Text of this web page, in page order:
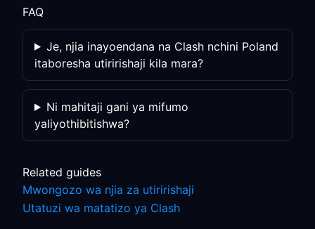
FAQ
Je, njia inayoendana na Clash nchini Poland
itaboresha utiririshaji kila mara?
Ni mahitaji gani ya mifumo
yaliyothibitishwa?
Related guides
Mwongozo wa njia za utiririshaji
Utatuzi wa matatizo ya Clash